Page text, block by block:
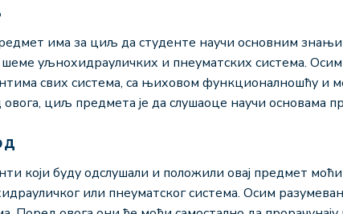
има за циљ да студенте научи основним
шеме уљнохидрауличких и пнеуматских система.
свих система, са њиховом функционалношћу и
циљ предмета је да слушаоце научи основама
који буду одслушали и положили овај предмет
или пнеуматског система. Осим